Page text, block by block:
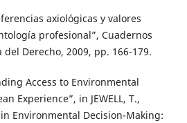
axiológicas y valores
profesional”, Cuadernos
Derecho, 2009, pp. 166-179.
Access to Environmental
Experience”, in JEWELL, T.,
in Environmental Decision-Making: